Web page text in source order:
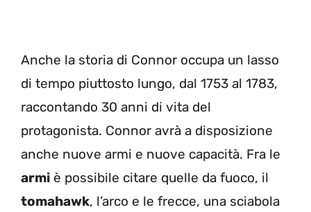
Anche la storia di Connor occupa un lasso
di tempo piuttosto lungo, dal 1753 al 1783,
raccontando 30 anni di vita del
protagonista. Connor avrà a disposizione
anche nuove armi e nuove capacità. Fra le
armi è possibile citare quelle da fuoco, il
tomahawk, l’arco e le frecce, una sciabola